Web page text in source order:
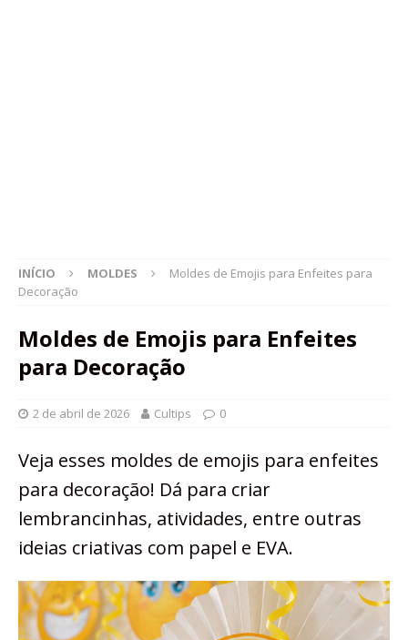
INÍCIO MOLDES
Moldes de Emojis para Enfeites para
Decoração
Moldes de Emojis para Enfeites
para Decoração
2 de abril de 2026 Cultips 0
Veja esses moldes de emojis para enfeites
para decoração! Dá para criar
lembrancinhas, atividades, entre outras
ideias criativas com papel e EVA.